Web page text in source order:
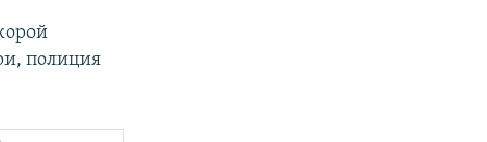
полиция